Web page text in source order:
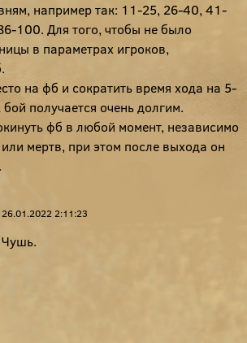
например так: 11-25, 26-40, 41-
100. Для того, чтобы не было
в параметрах игроков,
на фб и сократить время хода на 5-
получается очень долгим.
фб в любой момент, независимо
мертв, при этом после выхода он
26.01.2022 2:11:23
Чушь.